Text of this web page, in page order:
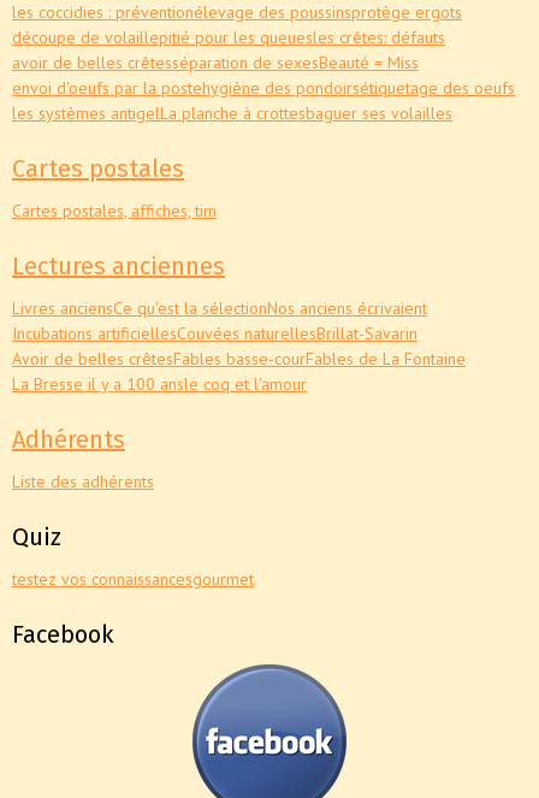
les coccidies : préventionélevage des poussinsprotège ergots
découpe de volaillepitié pour les queuesles crêtes: défauts
avoir de belles crêtesséparation de sexesBeauté = Miss
envoi d'oeufs par la postehygiène des pondoirsétiquetage des oeufs
les systèmes antigelLa planche à crottesbaguer ses volailles
Cartes postales
Cartes postales, affiches, tim
Lectures anciennes
Livres anciensCe qu'est la sélectionNos anciens écrivaient
Incubations artificiellesCouvées naturellesBrillat-Savarin
Avoir de belles crêtesFables basse-courFables de La Fontaine
La Bresse il y a 100 ansle coq et l'amour
Adhérents
Liste des adhérents
Quiz
testez vos connaissancesgourmet
Facebook